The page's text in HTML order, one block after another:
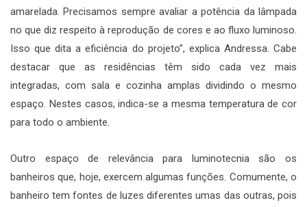
amarelada. Precisamos sempre avaliar a potência da lâmpada
no que diz respeito à reprodução de cores e ao fluxo luminoso.
Isso que dita a eficiência do projeto”, explica Andressa. Cabe
destacar que as residências têm sido cada vez mais
integradas, com sala e cozinha amplas dividindo o mesmo
espaço. Nestes casos, indica-se a mesma temperatura de cor
para todo o ambiente.
Outro espaço de relevância para luminotecnia são os
banheiros que, hoje, exercem algumas funções. Comumente, o
banheiro tem fontes de luzes diferentes umas das outras, pois